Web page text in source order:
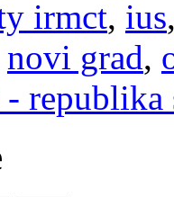
irmct, ius
novi grad,
- republika